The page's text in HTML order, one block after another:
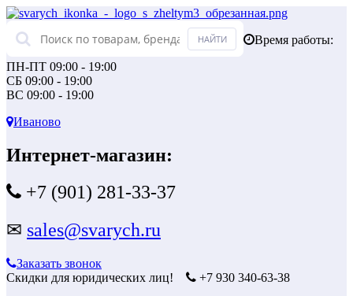
Время работы:
ПН-ПТ 09:00 - 19:00
СБ 09:00 - 19:00
ВС 09:00 - 19:00
Иваново
Интернет-магазин:
+7 (901) 281-33-37
✉ sales@svarych.ru
Заказать звонок
Скидки для юридических лиц!
+7 930 340-63-38